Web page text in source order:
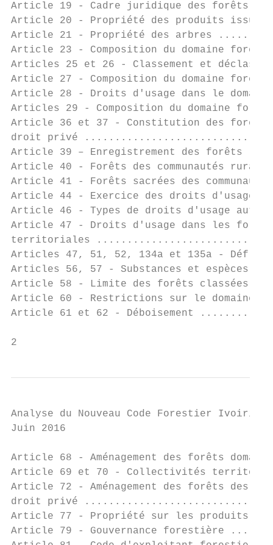
Article 19 - Cadre juridique
Article 20 - Propriété des
Article 21 - Propriété des
Article 23 - Composition du
Articles 25 et 26 - Classement et
Article 27 - Composition du
Article 28 - Droits d'usage dans le
Articles 29 - Composition du
Article 36 et 37 - Constitution des forêts
droit privé
Article 39 – Enregistrement
Article 40 - Forêts des
Article 41 - Forêts sacrées des
Article 44 - Exercice des droits
Article 46 - Types de droits
Article 47 - Droits d'usage dans les
territoriales
Articles 47, 51, 52, 134a et 135a
Articles 56, 57 - Substances et
Article 58 - Limite des forêts
Article 60 - Restrictions sur le
Article 61 et 62 -
2
Analyse du Nouveau Code Forestier Ivoirien
Juin 2016
Article 68 - Aménagement des
Article 69 et 70 - Collectivités
Article 72 - Aménagement des forêts des
droit privé
Article 77 - Propriété sur les produits
Article 79 - Gouvernance